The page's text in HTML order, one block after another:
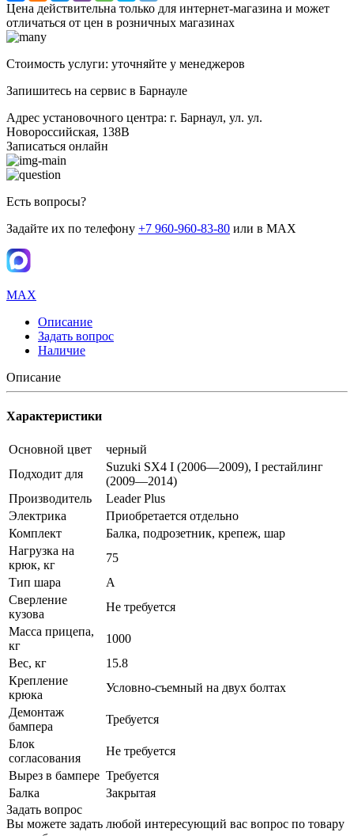
Цена действительна только для интернет-магазина и может
отличаться от цен в розничных магазинах
Стоимость услуги: уточняйте у менеджеров
Запишитесь на сервис в Барнауле
Адрес установочного центра: г. Барнаул, ул. ул.
Новороссийская, 138В
Записаться онлайн
Есть вопросы?
Задайте их по телефону +7 960-960-83-80 или в MAX
MAX
Описание
Задать вопрос
Наличие
Описание
Характеристики
Основной цвет
черный
Подходит для
Suzuki SX4 I (2006—2009), I рестайлинг
(2009—2014)
Производитель
Leader Plus
Электрика
Приобретается отдельно
Комплект
Балка, подрозетник, крепеж, шар
Нагрузка на
крюк, кг
75
Тип шара
A
Сверление
кузова
Не требуется
Масса прицепа,
кг
1000
Вес, кг
15.8
Крепление
крюка
Условно-съемный на двух болтах
Демонтаж
бампера
Требуется
Блок
согласования
Не требуется
Вырез в бампере Требуется
Балка
Закрытая
Задать вопрос
Вы можете задать любой интересующий вас вопрос по товару